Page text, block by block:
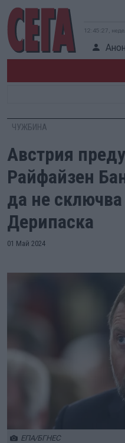
12:45:28,
ЧУЖБИНА
Австрия
Райфайзен
да не
Дерипаска
01 Май 2024
ЕПА/БГНЕС